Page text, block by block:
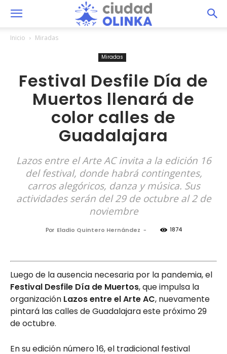
Inicio Miradas
Miradas
Festival Desfile Día de
Muertos llenará de
color calles de
Guadalajara
Lazos entre el Arte AC invita a la edición 16
del festival, donde habrá contingentes,
carros alegóricos, danza y música. Sus
actividades serán del 29 de octubre al 2 de
noviembre
Por Eladio Quintero Hernández - 1874
Luego de la ausencia necesaria por la pandemia, el
Festival Desfile Día de Muertos, que impulsa la
organización Lazos entre el Arte AC, nuevamente
pintará las calles de Guadalajara este próximo 29
de octubre.
En su edición número 16, el tradicional festival